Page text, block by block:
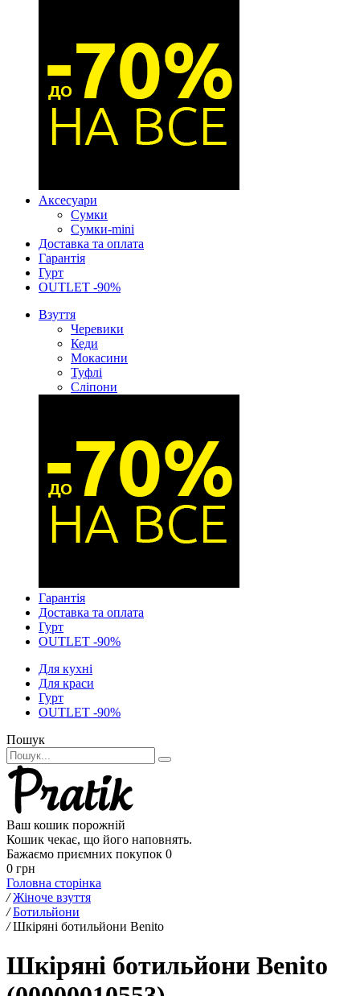
Аксесуари
Сумки
Сумки-mini
Доставка та оплата
Гарантія
Гурт
OUTLET -90%
Взуття
Черевики
Кеди
Мокасини
Туфлі
Сліпони
Гарантія
Доставка та оплата
Гурт
OUTLET -90%
Для кухні
Для краси
Гурт
OUTLET -90%
Пошук
Ваш кошик порожній
Кошик чекає, що його наповнять.
Бажаємо приємних покупок 0
0 грн
Головна сторінка
/ Жіноче взуття
/ Ботильйони
/ Шкіряні ботильйони Benito
Шкіряні ботильйони Benito